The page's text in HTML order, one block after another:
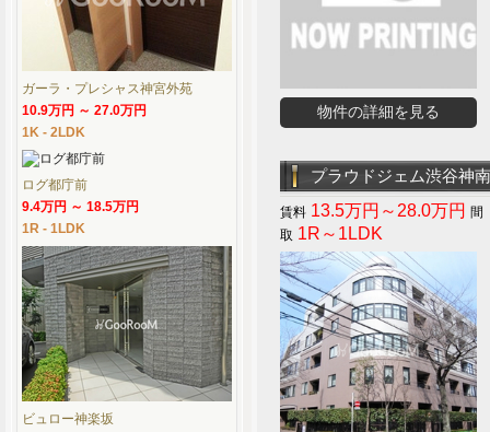
物件の詳細を見る
プラウドジェム渋谷神南
13.5万円～28.0万円
1R～1LDK
ガーラ・プレシャス神宮外苑
10.9万円 ～ 27.0万円
1K - 2LDK
ログ都庁前
9.4万円 ～ 18.5万円
1R - 1LDK
ビュロー神楽坂